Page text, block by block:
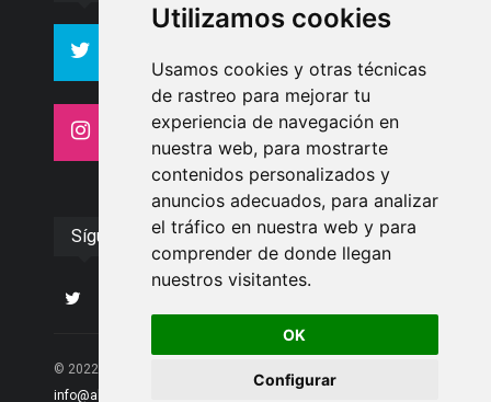
Utilizamos cookies
Usamos cookies y otras técnicas
de rastreo para mejorar tu
experiencia de navegación en
nuestra web, para mostrarte
contenidos personalizados y
anuncios adecuados, para analizar
el tráfico en nuestra web y para
comprender de donde llegan
nuestros visitantes.
OK
Configurar
Seguidores
Seguidores
4413
Seguidores
26
Seguidores
Síguenos
© 2022 Albolote Información | 958 468 669 | Email:
info@alboloteinformacion.com